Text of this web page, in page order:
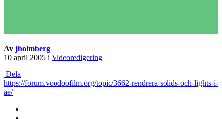
Av jholmberg
10 april 2005 i Videoredigering
Dela
https://forum.voodoofilm.org/topic/3662-rendrera-solids-och-lights-i-
ae/